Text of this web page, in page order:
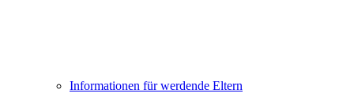
Informationen für werdende Eltern